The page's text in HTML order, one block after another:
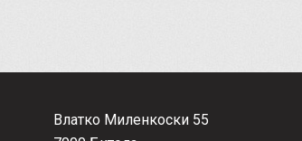
Влатко Миленкоски 55